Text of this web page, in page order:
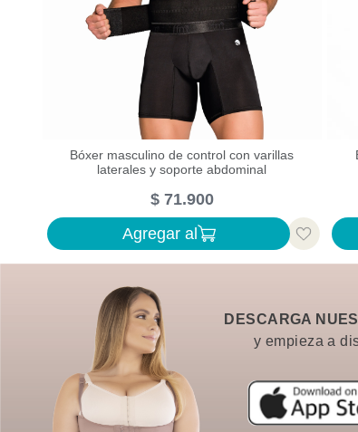
Bóxer masculino de control con varillas
laterales y soporte abdominal
$ 71.900
Agregar al
DESCARGA
y empieza a